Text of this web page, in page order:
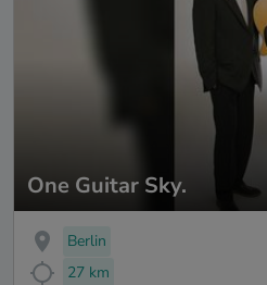
One Guitar Sky.
Berlin
27 km